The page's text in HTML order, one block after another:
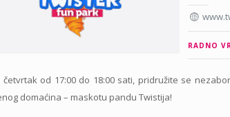
RADNO
četvrtak od 17:00 do 18:00 sati, pridružite se
domaćina – maskotu pandu Twistija!